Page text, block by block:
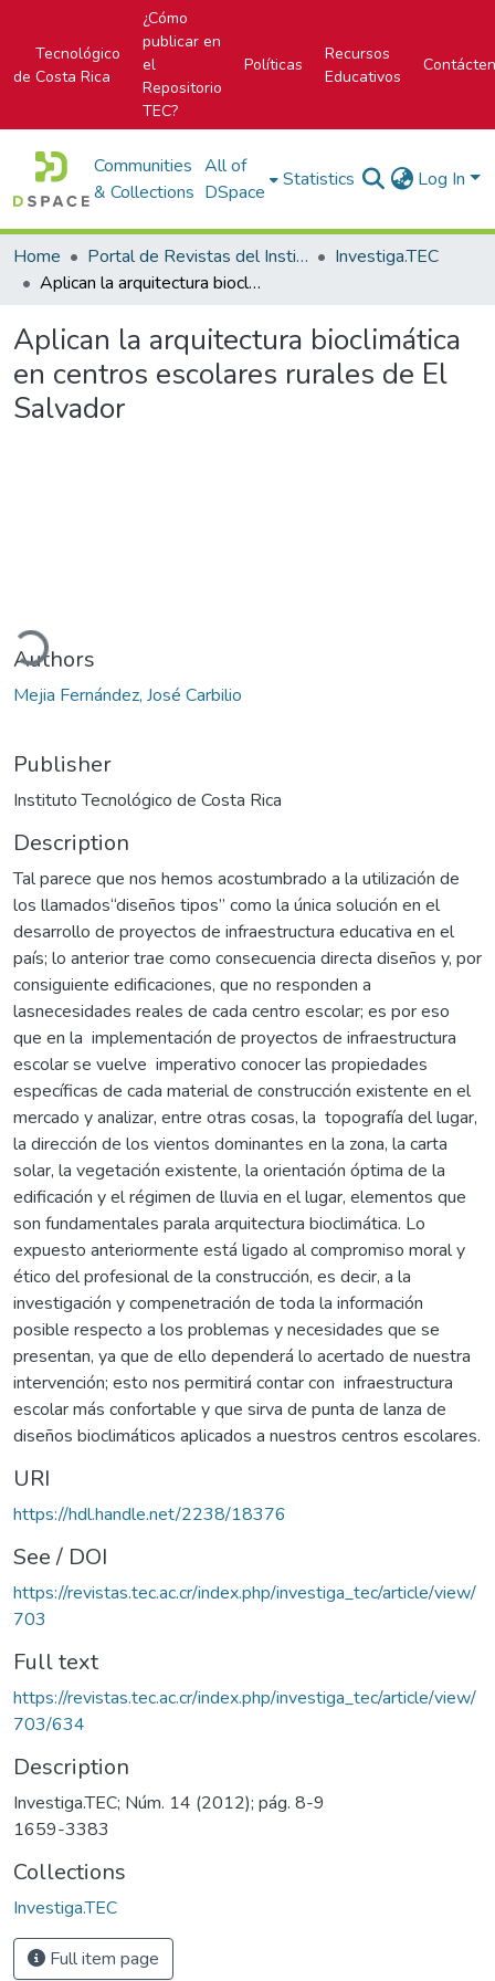
Tecnológico
de Costa Rica
¿Cómo
publicar en
el
Repositorio
TEC?
Políticas
Recursos
Educativos
Communities
& Collections
All of
DSpace
Statistics Log In
Home Portal de Revistas del Instituto Tecnológico de Costa Rica
Investiga.TEC
Aplican la arquitectura bioclimática en centros escolares rurales de El Salvador
Aplican la arquitectura bioclimática
en centros escolares rurales de El
Salvador
Authors
Mejia Fernández, José Carbilio
Publisher
Instituto Tecnológico de Costa Rica
Description
Tal parece que nos hemos acostumbrado a la utilización de
los llamados“diseños tipos” como la única solución en el
desarrollo de proyectos de infraestructura educativa en el
país; lo anterior trae como consecuencia directa diseños y, por
consiguiente edificaciones, que no responden a
lasnecesidades reales de cada centro escolar; es por eso
que en la implementación de proyectos de infraestructura
escolar se vuelve imperativo conocer las propiedades
específicas de cada material de construcción existente en el
mercado y analizar, entre otras cosas, la topografía del lugar,
la dirección de los vientos dominantes en la zona, la carta
solar, la vegetación existente, la orientación óptima de la
edificación y el régimen de lluvia en el lugar, elementos que
son fundamentales parala arquitectura bioclimática. Lo
expuesto anteriormente está ligado al compromiso moral y
ético del profesional de la construcción, es decir, a la
investigación y compenetración de toda la información
posible respecto a los problemas y necesidades que se
presentan, ya que de ello dependerá lo acertado de nuestra
intervención; esto nos permitirá contar con infraestructura
escolar más confortable y que sirva de punta de lanza de
diseños bioclimáticos aplicados a nuestros centros escolares.
URI
https://hdl.handle.net/2238/18376
See / DOI
https://revistas.tec.ac.cr/index.php/investiga_tec/article/view/
703
Full text
https://revistas.tec.ac.cr/index.php/investiga_tec/article/view/
703/634
Description
Investiga.TEC; Núm. 14 (2012); pág. 8-9
1659-3383
Collections
Investiga.TEC
Full item page